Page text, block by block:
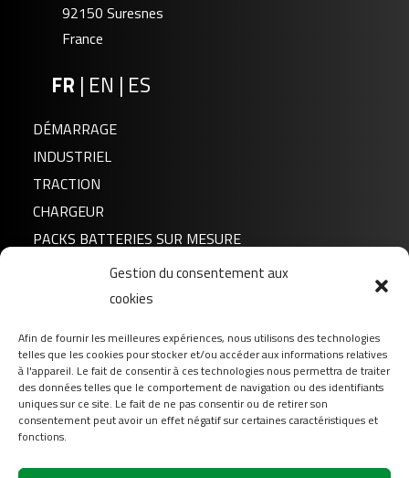
Gestion du consentement aux
cookies
Afin de fournir les meilleures expériences, nous utilisons des technologies
telles que les cookies pour stocker et/ou accéder aux informations relatives
à l'appareil. Le fait de consentir à ces technologies nous permettra de traiter
des données telles que le comportement de navigation ou des identifiants
uniques sur ce site. Le fait de ne pas consentir ou de retirer son
consentement peut avoir un effet négatif sur certaines caractéristiques et
fonctions.
92150 Suresnes
France
FR | EN | ES
DÉMARRAGE
INDUSTRIEL
TRACTION
CHARGEUR
PACKS BATTERIES SUR MESURE
FAQ
Téléchargement
Login
Contact